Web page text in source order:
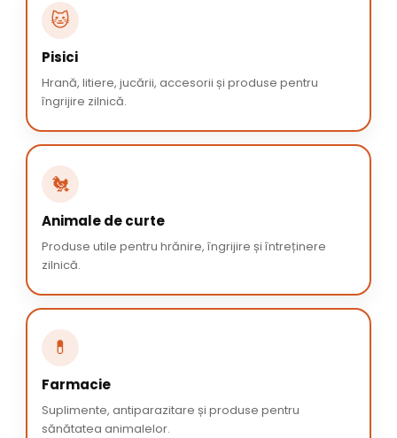
🐱
Pisici
Hrană, litiere, jucării, accesorii și produse pentru
îngrijire zilnică.
🐔
Animale de curte
Produse utile pentru hrănire, îngrijire și întreținere
zilnică.
💊
Farmacie
Suplimente, antiparazitare și produse pentru
sănătatea animalelor.